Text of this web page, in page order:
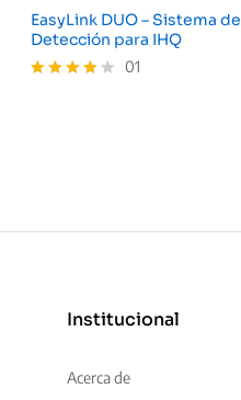
EasyLink DUO – Sistema de
Detección para IHQ
01
Institucional
Acerca de